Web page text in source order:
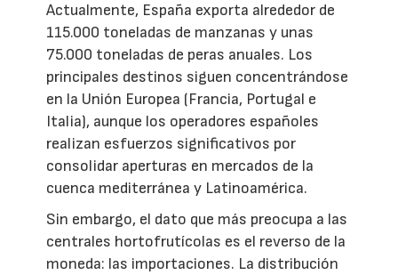
Actualmente, España exporta alrededor de
115.000 toneladas de manzanas y unas
75.000 toneladas de peras anuales. Los
principales destinos siguen concentrándose
en la Unión Europea (Francia, Portugal e
Italia), aunque los operadores españoles
realizan esfuerzos significativos por
consolidar aperturas en mercados de la
cuenca mediterránea y Latinoamérica.
Sin embargo, el dato que más preocupa a las
centrales hortofrutícolas es el reverso de la
moneda: las importaciones. La distribución